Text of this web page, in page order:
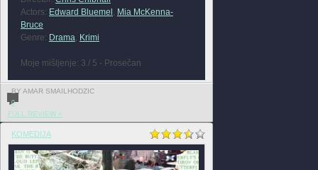
Actors: Edward Bluemel , Mia McKenna-
Bruce
Genre: Drama, Krimi
Moje mišljenje: 3 / 5 - Prosečan
BY AMAR SMAILHODZIC
0
FULL REVIEW »
KOMEDIJA